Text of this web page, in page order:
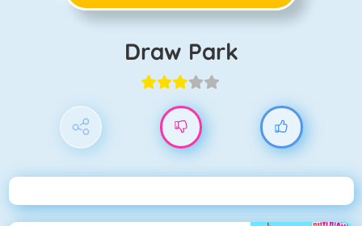
Draw Park